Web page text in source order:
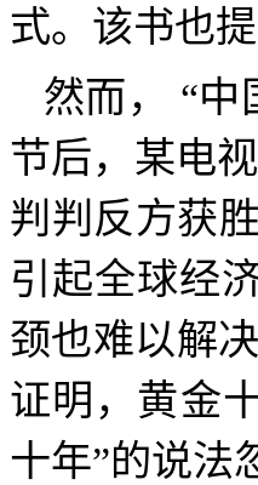
式。该书也
然而，
“中
节后， 某电
判 判反方获胜
引起全球经
颈也难以解
证明，黄金
十年”的说法